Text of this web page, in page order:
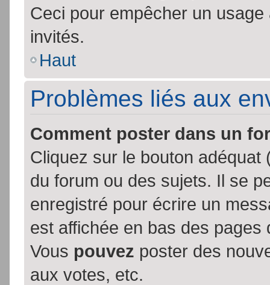
Ceci pour empêcher un
invités.
Haut
Problèmes liés aux
Comment poster dans un
Cliquez sur le bouton
du forum ou des sujets. Il se
enregistré pour écrire un
est affichée en bas des
Vous pouvez poster des
aux votes, etc.